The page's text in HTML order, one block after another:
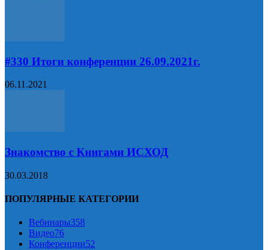
#330 Итоги конференции 26.09.2021г.
06.11.2021
Знакомство с Книгами ИСХОД
30.03.2018
ПОПУЛЯРНЫЕ КАТЕГОРИИ
Вебинары358
Видео76
Конференции52